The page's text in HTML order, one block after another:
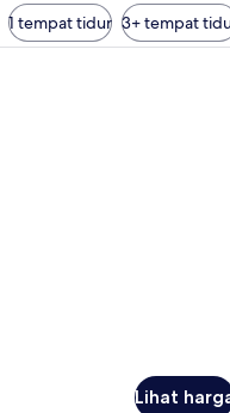
1 tempat tidur 3+ tempat
Kamar Superior | Seprai
Lihat